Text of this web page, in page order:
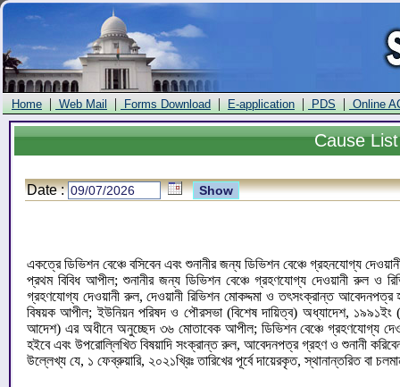
Home | Web Mail | Forms Download | E-application | PDS | Online
CauseList
Date :
একত্রে ডিভিশন বেঞ্চে বসিবেন এবং শুনানীর জন্য ডিভিশন বেঞ্চে গ্রহনযোগ্য
প্রথম বিবিধ আপীল; শুনানীর জন্য ডিভিশন বেঞ্চে গ্রহণযোগ্য দেওয়ানী রুল ও
গ্রহণযোগ্য দেওয়ানী রুল, দেওয়ানী রিভিশন মোকদ্দমা ও তৎসংক্রান্ত
বিষয়ক আপীল; ইউনিয়ন পরিষদ ও পৌরসভা (বিশেষ দায়িত্ব) অধ্যাদেশ, ১৯৯১ইং
আদেশ) এর অধীনে অনুচ্ছেদ ৩৬ মোতাবেক আপীল; ডিভিশন বেঞ্চে গ্রহণযোগ্য
হইবে এবং উপরোল্লিখিত বিষয়াদি সংক্রান্ত রুল, আবেদনপত্র গ্রহণ ও শুনানী
উল্লেখ্য যে, ১ ফেব্রুয়ারি, ২০২১খ্রিঃ তারিখের পূর্বে দায়েরকৃত, স্থানান্তরিত বা